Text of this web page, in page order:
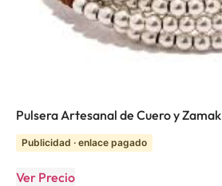
Pulsera Artesanal de Cuero y Zamak
Publicidad · enlace pagado
Ver Precio